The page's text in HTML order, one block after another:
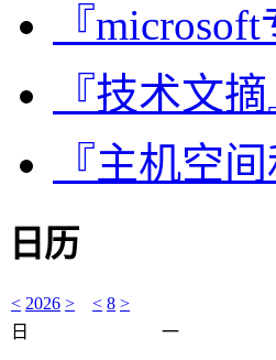
『microsoft
『技术文摘
『主机空
日历
< 2026 > < 8 >
日
一